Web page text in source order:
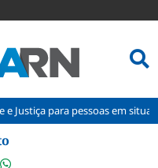
pessoas em situação de rua